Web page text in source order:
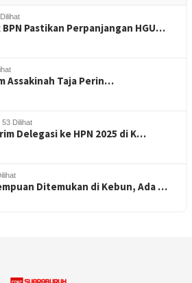
BPN Pastikan Perpanjangan HGU…
Assakinah Taja Perin…
53 Dilihat
Delegasi ke HPN 2025 di K…
Ditemukan di Kebun, Ada …